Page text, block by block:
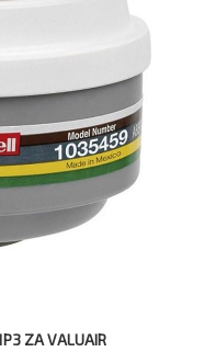
ZA VALUAIR